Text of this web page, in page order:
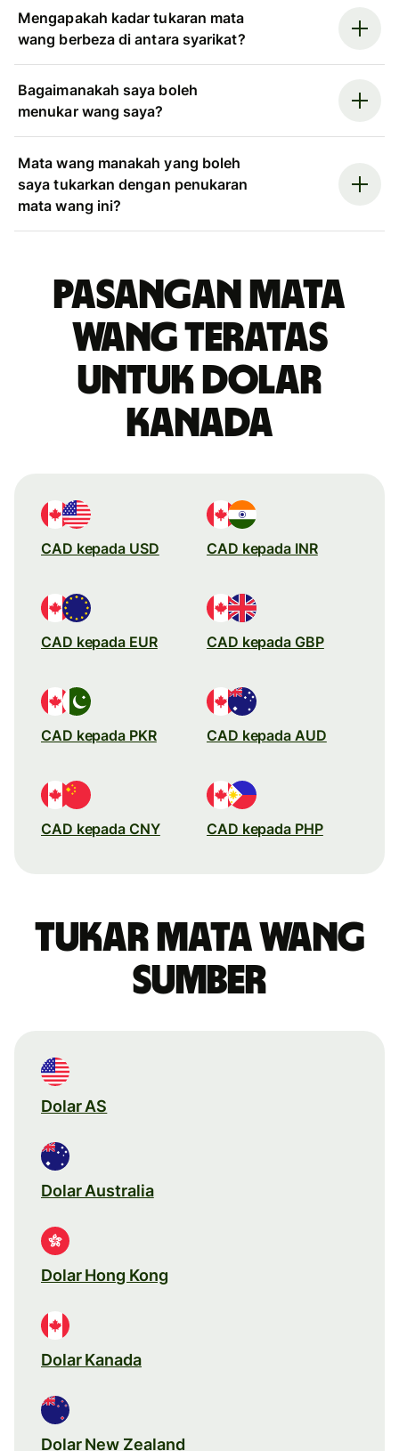
Mengapakah kadar tukaran mata
wang berbeza di antara syarikat?
Bagaimanakah saya boleh
menukar wang saya?
Mata wang manakah yang boleh
saya tukarkan dengan penukaran
mata wang ini?
Pasangan mata
wang teratas
untuk dolar
Kanada
CAD kepada USD CAD kepada INR
CAD kepada EUR CAD kepada GBP
CAD kepada PKR CAD kepada AUD
CAD kepada CNY CAD kepada PHP
Tukar mata wang
sumber
Dolar AS
Dolar Australia
Dolar Hong Kong
Dolar Kanada
Dolar New Zealand